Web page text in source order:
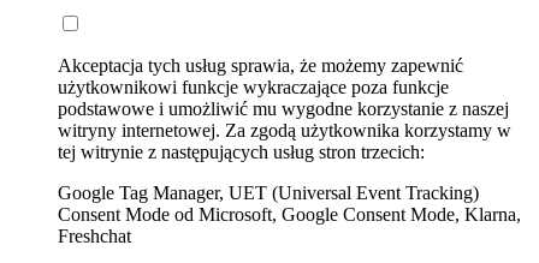
Akceptacja tych usług sprawia, że możemy zapewnić
użytkownikowi funkcje wykraczające poza funkcje
podstawowe i umożliwić mu wygodne korzystanie z naszej
witryny internetowej. Za zgodą użytkownika korzystamy w
tej witrynie z następujących usług stron trzecich:
Google Tag Manager, UET (Universal Event Tracking)
Consent Mode od Microsoft, Google Consent Mode, Klarna,
Freshchat